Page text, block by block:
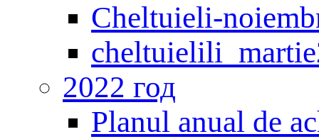
Cheltuieli-
2022 год
Planul anual de